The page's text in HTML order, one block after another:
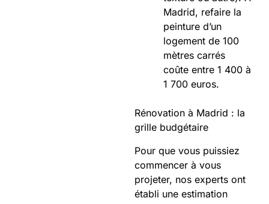
Madrid, refaire la
peinture d’un
logement de 100
mètres carrés
coûte entre 1 400 à
1 700 euros.
Rénovation à Madrid : la
grille budgétaire
Pour que vous puissiez
commencer à vous
projeter, nos experts ont
établi une estimation